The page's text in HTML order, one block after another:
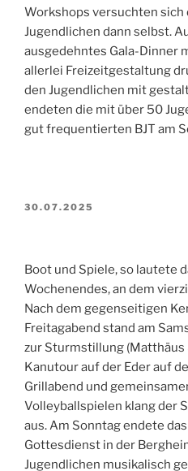
Workshops versuchten
Jugendlichen dann selbst.
ausgedehntes Gala-Dinner
allerlei Freizeitgestaltung
den Jugendlichen mit
endeten die mit über 50
gut frequentierten BJT am
VERÖFFENTLICHT
30.07.2025
Boot und Spiele, so lautete
Wochenendes, an dem
Nach dem gegenseitigen
Freitagabend stand am
zur Sturmstillung
Kanutour auf der Eder auf
Grillabend und
Volleyballspielen klang der
aus. Am Sonntag endete
Gottesdienst in der
Jugendlichen musikalisch